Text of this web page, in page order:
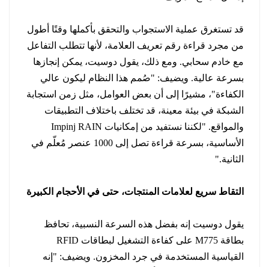
قد تستغرق عملية الاستجواب والتحقق بأكملها وقتًا أطول
من مجرد قراءة رقم تعريف العلامة، لأنها تتطلب التفاعل
مع خادم سحابي. ومع ذلك، يقول دوسيت، يمكن إنجازها
بسرعة عالية. ويضيف: "صُمم هذا النظام ليكون عالي
الكفاءة"، مشيرًا إلى أن بعض العوامل، مثل زمن استجابة
الشبكة في بيئة معينة، قد تختلف باختلاف التطبيقات
والمواقع. "لكننا نستفيد من إمكانيات Impinj RAIN
الأساسية، بسرعة قراءة تصل إلى 1000 عنصر مُعلّم في
الثانية."
التقاط سريع لعلامات المنتجات، حتى في الأحجام الكبيرة
يقول دوسيت إنه بفضل هذه السرعة النسبية، تحافظ
بطاقة M775 على كفاءة التشغيل لبطاقات RFID
القياسية المستخدمة في جرد المخزون. ويضيف: "إنه